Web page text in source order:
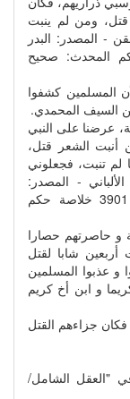
ومن لم ينبت
- المصدر: البدر
670 خلاصة حكم المحدث: صحيح
كشفوا
المحمدي.
على النبي
الشعر قتل،
تنبت، فجعلوني
- المصدر:
تخريج مشكاة المصابيح - لصفحة أو الرقم: 3901 خلاصة حكم
حصارا
شابا لقتل
عذبوا المسلمين
و ابن أخ كريم
جزاءهم القتل
الشامل/